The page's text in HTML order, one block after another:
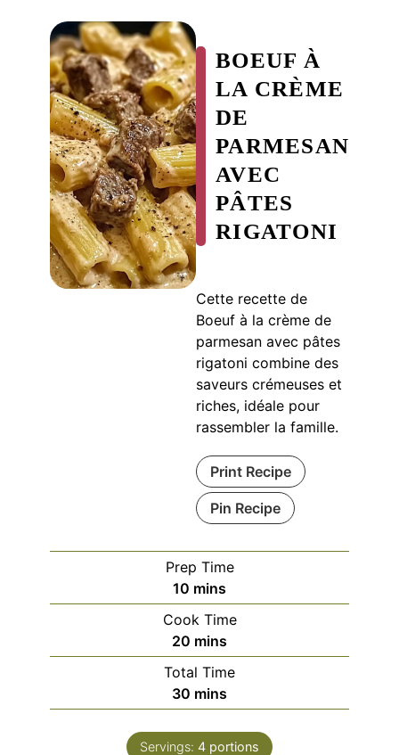
BOEUF À
LA CRÈME
DE
PARMESAN
AVEC
PÂTES
RIGATONI
Cette recette de
Boeuf à la crème de
parmesan avec pâtes
rigatoni combine des
saveurs crémeuses et
riches, idéale pour
rassembler la famille.
Print Recipe
Pin Recipe
Prep Time
10 minutes
mins
Cook Time
20 minutes
mins
Total Time
30 minutes
mins
Servings: 4 portions